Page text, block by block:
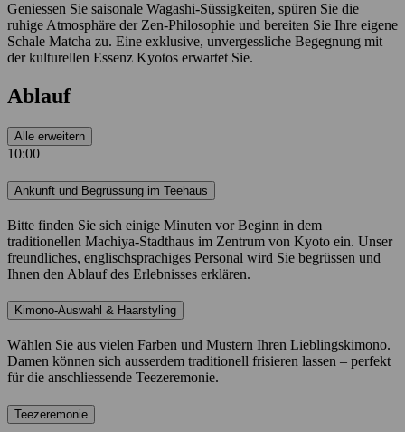
Geniessen Sie saisonale Wagashi-Süssigkeiten, spüren Sie die
ruhige Atmosphäre der Zen-Philosophie und bereiten Sie Ihre eigene
Schale Matcha zu. Eine exklusive, unvergessliche Begegnung mit
der kulturellen Essenz Kyotos erwartet Sie.
Ablauf
Alle erweitern
10:00
Ankunft und Begrüssung im Teehaus
Bitte finden Sie sich einige Minuten vor Beginn in dem
traditionellen Machiya-Stadthaus im Zentrum von Kyoto ein. Unser
freundliches, englischsprachiges Personal wird Sie begrüssen und
Ihnen den Ablauf des Erlebnisses erklären.
Kimono-Auswahl & Haarstyling
Wählen Sie aus vielen Farben und Mustern Ihren Lieblingskimono.
Damen können sich ausserdem traditionell frisieren lassen – perfekt
für die anschliessende Teezeremonie.
Teezeremonie